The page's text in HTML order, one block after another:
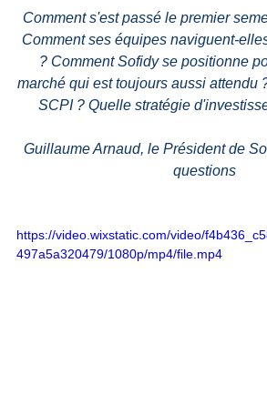
Comment s'est passé le premier
Comment ses équipes naviguent-
? Comment Sofidy se positionne
marché qui est toujours aussi attendu
SCPI ? Quelle stratégie
Guillaume Arnaud, le Président de
questions
https://video.wixstatic.com/video/
497a5a320479/1080p/mp4/file.mp4